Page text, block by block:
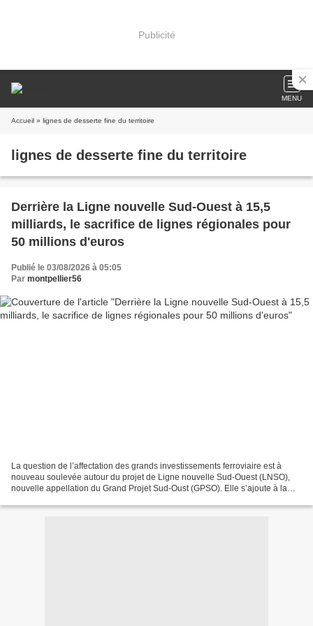
Publicité
MENU
Accueil » lignes de desserte fine du territoire
lignes de desserte fine du territoire
Derrière la Ligne nouvelle Sud-Ouest à 15,5
milliards, le sacrifice de lignes régionales pour
50 millions d'euros
Publié le 03/08/2026 à 05:05
Par montpellier56
La question de l’affectation des grands investissements ferroviaire est à
nouveau soulevée autour du projet de Ligne nouvelle Sud-Ouest (LNSO),
nouvelle appellation du Grand Projet Sud-Oust (GPSO). Elle s’ajoute à la